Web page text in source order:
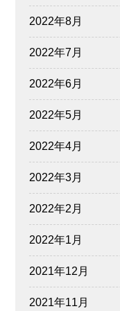
2022年8月
2022年7月
2022年6月
2022年5月
2022年4月
2022年3月
2022年2月
2022年1月
2021年12月
2021年11月